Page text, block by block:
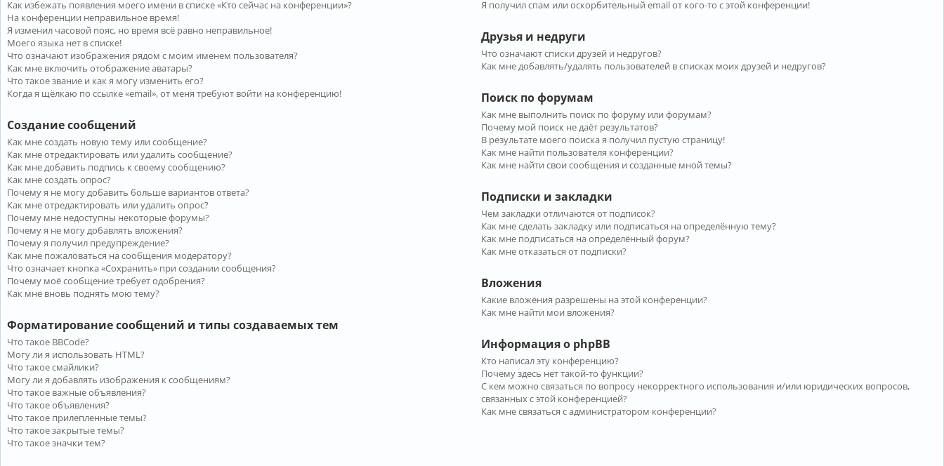
Как избежать появления моего имени в списке «Кто сейчас на конференции»?
На конференции неправильное время!
Я изменил часовой пояс, но время всё равно неправильное!
Моего языка нет в списке!
Что означают изображения рядом с моим именем пользователя?
Как мне включить отображение аватары?
Что такое звание и как я могу изменить его?
Когда я щёлкаю по ссылке «email», от меня требуют войти на конференцию!
Создание сообщений
Как мне создать новую тему или сообщение?
Как мне отредактировать или удалить сообщение?
Как мне добавить подпись к своему сообщению?
Как мне создать опрос?
Почему я не могу добавить больше вариантов ответа?
Как мне отредактировать или удалить опрос?
Почему мне недоступны некоторые форумы?
Почему я не могу добавлять вложения?
Почему я получил предупреждение?
Как мне пожаловаться на сообщения модератору?
Что означает кнопка «Сохранить» при создании сообщения?
Почему моё сообщение требует одобрения?
Как мне вновь поднять мою тему?
Форматирование сообщений и типы создаваемых тем
Что такое BBCode?
Могу ли я использовать HTML?
Что такое смайлики?
Могу ли я добавлять изображения к сообщениям?
Что такое важные объявления?
Что такое объявления?
Что такое прилепленные темы?
Что такое закрытые темы?
Что такое значки тем?
Я получил спам или оскорбительный email от кого-то с этой конференции!
Друзья и недруги
Что означают списки друзей и недругов?
Как мне добавлять/удалять пользователей в списках моих друзей и недругов?
Поиск по форумам
Как мне выполнить поиск по форуму или форумам?
Почему мой поиск не даёт результатов?
В результате моего поиска я получил пустую страницу!
Как мне найти пользователя конференции?
Как мне найти свои сообщения и созданные мной темы?
Подписки и закладки
Чем закладки отличаются от подписок?
Как мне сделать закладку или подписаться на определённую тему?
Как мне подписаться на определённый форум?
Как мне отказаться от подписки?
Вложения
Какие вложения разрешены на этой конференции?
Как мне найти мои вложения?
Информация о phpBB
Кто написал эту конференцию?
Почему здесь нет такой-то функции?
С кем можно связаться по вопросу некорректного использования и/или юридических вопросов,
связанных с этой конференцией?
Как мне связаться с администратором конференции?